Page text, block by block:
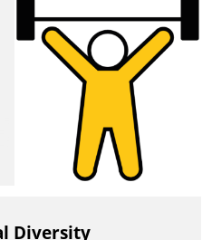
Diversity